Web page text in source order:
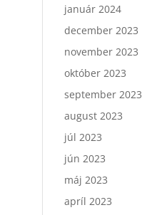
január 2024
december 2023
november 2023
október 2023
september 2023
august 2023
júl 2023
jún 2023
máj 2023
apríl 2023